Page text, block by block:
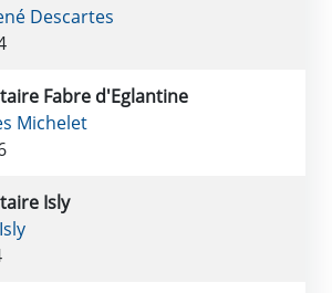
Descartes
Fabre d'Eglantine
Michelet
Isly